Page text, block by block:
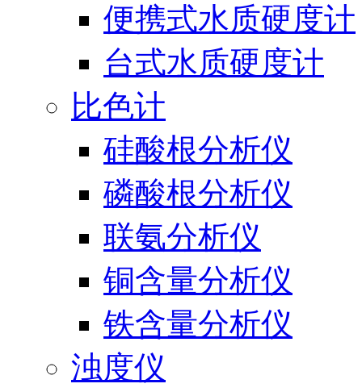
便携式水质硬度计
台式水质硬度计
比色计
硅酸根分析仪
磷酸根分析仪
联氨分析仪
铜含量分析仪
铁含量分析仪
浊度仪